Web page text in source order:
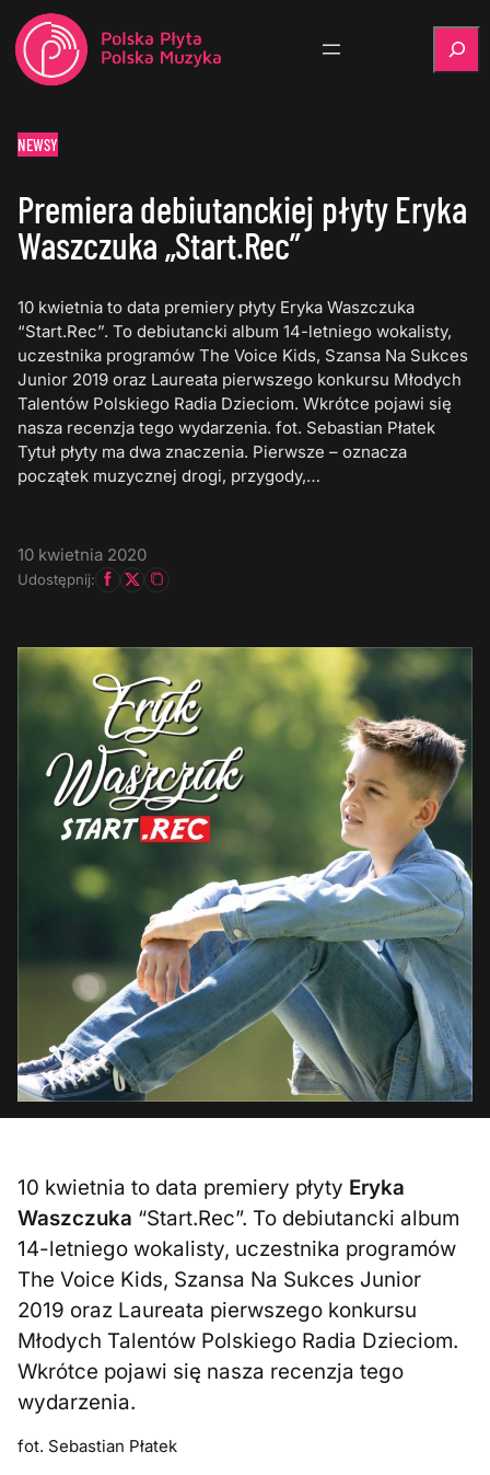
NEWSY
Premiera debiutanckiej płyty Eryka
Waszczuka „Start.Rec”
10 kwietnia to data premiery płyty Eryka Waszczuka
“Start.Rec”. To debiutancki album 14-letniego wokalisty,
uczestnika programów The Voice Kids, Szansa Na Sukces
Junior 2019 oraz Laureata pierwszego konkursu Młodych
Talentów Polskiego Radia Dzieciom. Wkrótce pojawi się
nasza recenzja tego wydarzenia. fot. Sebastian Płatek
Tytuł płyty ma dwa znaczenia. Pierwsze – oznacza
początek muzycznej drogi, przygody,…
10 kwietnia 2020
Udostępnij:
10 kwietnia to data premiery płyty Eryka
Waszczuka “Start.Rec”. To debiutancki album
14-letniego wokalisty, uczestnika programów
The Voice Kids, Szansa Na Sukces Junior
2019 oraz Laureata pierwszego konkursu
Młodych Talentów Polskiego Radia Dzieciom.
Wkrótce pojawi się nasza recenzja tego
wydarzenia.
fot. Sebastian Płatek